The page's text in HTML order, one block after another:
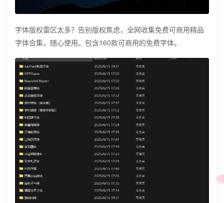
字体版权雷区太多？告别版权焦虑，全网收集免费可商用精品
字体合集，随心使用。包含160款可商用的免费字体。